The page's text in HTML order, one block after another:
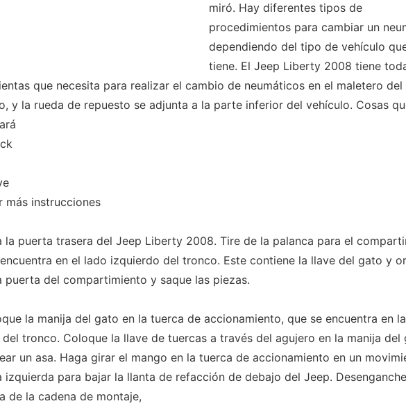
miró. Hay diferentes tipos de
procedimientos para cambiar un
dependiendo del tipo de vehículo
tiene. El Jeep Liberty 2008 tiene
que necesita para realizar el cambio de neumáticos en el maletero del
y la rueda de repuesto se adjunta a la parte inferior del vehículo. Cosas
más instrucciones
la puerta trasera del Jeep Liberty 2008. Tire de la palanca para el
en el lado izquierdo del tronco. Este contiene la llave del gato y
puerta del compartimiento y saque las piezas.
la manija del gato en la tuerca de accionamiento, que se encuentra en
tronco. Coloque la llave de tuercas a través del agujero en la manija del
un asa. Haga girar el mango en la tuerca de accionamiento en un
izquierda para bajar la llanta de refacción de debajo del Jeep.
de la cadena de montaje,